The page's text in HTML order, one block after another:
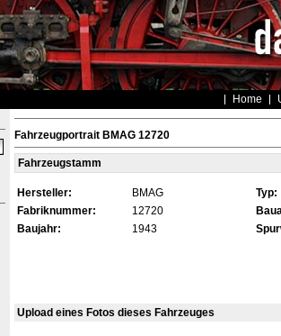
Home
Fahrzeugportrait BMAG 12720
Fahrzeugstamm
Hersteller: BMAG Typ:
Fabriknummer:
12720
Baujahr:
1943
Upload eines Fotos dieses Fahrzeuges